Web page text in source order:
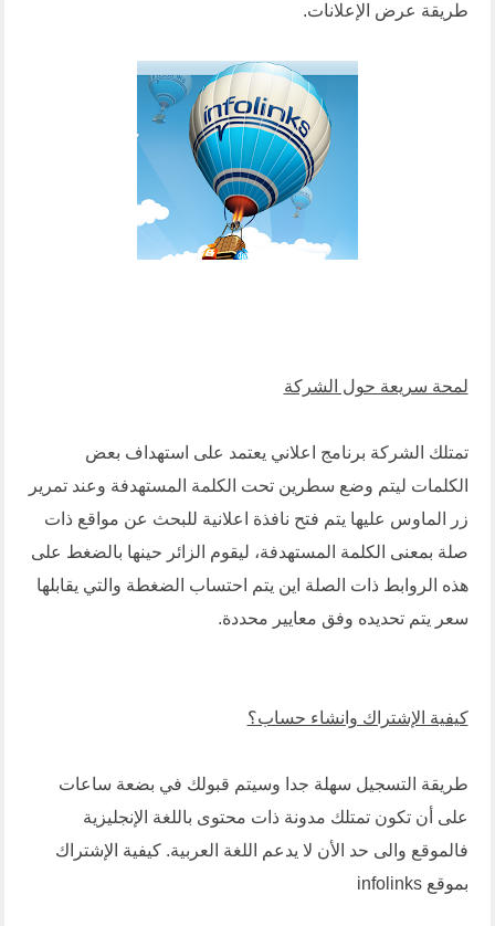
طريقة عرض الإعلانات.
لمحة سريعة حول الشركة
تمتلك الشركة برنامج اعلاني يعتمد على استهداف بعض
الكلمات ليتم وضع سطرين تحت الكلمة المستهدفة وعند تمرير
زر الماوس عليها يتم فتح نافذة اعلانية للبحث عن مواقع ذات
صلة بمعنى الكلمة المستهدفة، ليقوم الزائر حينها بالضغط على
هذه الروابط ذات الصلة اين يتم احتساب الضغطة والتي يقابلها
سعر يتم تحديده وفق معايير محددة.
كيفية الإشتراك وانشاء حساب؟
طريقة التسجيل سهلة جدا وسيتم قبولك في بضعة ساعات
على أن تكون تمتلك مدونة ذات محتوى باللغة الإنجليزية
فالموقع والى حد الأن لا يدعم اللغة العربية.كيفية الإشتراك
بموقع infolinks